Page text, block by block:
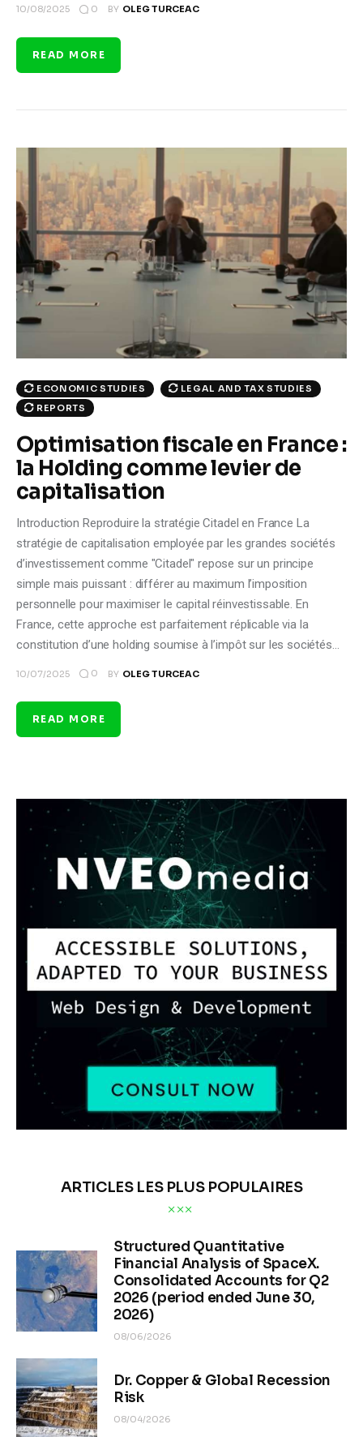
10/08/2025 0 BY OLEG TURCEAC
READ MORE
ECONOMIC STUDIES
LEGAL AND TAX STUDIES
REPORTS
Optimisation fiscale en France :
la Holding comme levier de
capitalisation
Introduction Reproduire la stratégie Citadel en France La
stratégie de capitalisation employée par les grandes sociétés
d’investissement comme "Citadel" repose sur un principe
simple mais puissant : différer au maximum l’imposition
personnelle pour maximiser le capital réinvestissable. En
France, cette approche est parfaitement réplicable via la
constitution d’une holding soumise à l’impôt sur les sociétés…
10/07/2025 0 BY OLEG TURCEAC
READ MORE
ARTICLES LES PLUS POPULAIRES
Structured Quantitative
Financial Analysis of SpaceX.
Consolidated Accounts for Q2
2026 (period ended June 30,
2026)
08/06/2026
Dr. Copper & Global Recession
Risk
08/04/2026